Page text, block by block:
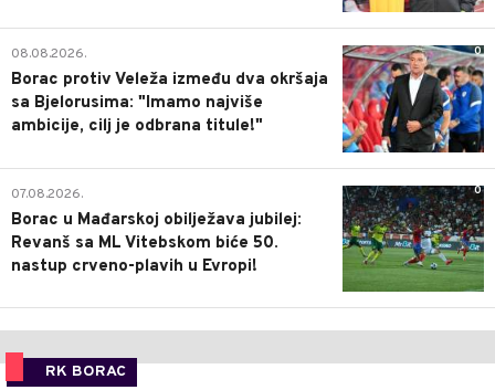
0
08.08.2026.
Borac protiv Veleža između dva okršaja
sa Bjelorusima: "Imamo najviše
ambicije, cilj je odbrana titule!"
0
07.08.2026.
Borac u Mađarskoj obilježava jubilej:
Revanš sa ML Vitebskom biće 50.
nastup crveno-plavih u Evropi!
RK BORAC